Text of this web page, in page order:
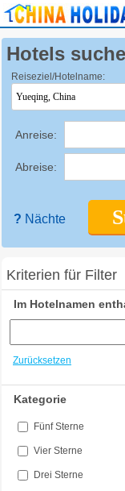
Hotels
Reiseziel/Hotelname:
Anreise:
Abreise:
? Nächte
Kriterien für Filter
Im Hotelnamen
Zurücksetzen
Kategorie
Fünf Sterne
Vier Sterne
Drei Sterne